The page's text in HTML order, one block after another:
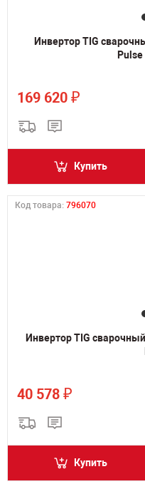
Инвертор TIG
169 620 ₽
Купить
Код товара: 796070
Инвертор TIG
40 578 ₽
Купить